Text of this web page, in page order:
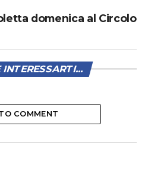
domenica al Circolo
COMMENT